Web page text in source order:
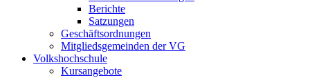
Berichte
Satzungen
Geschäftsordnungen
Mitgliedsgemeinden der VG
Volkshochschule
Kursangebote